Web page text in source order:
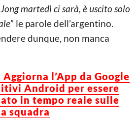
martedì ci sarà, è uscito solo
” le parole dell’argentino.
dunque, non manca
l’App da Google
Android per essere
in tempo reale sulle
squadra